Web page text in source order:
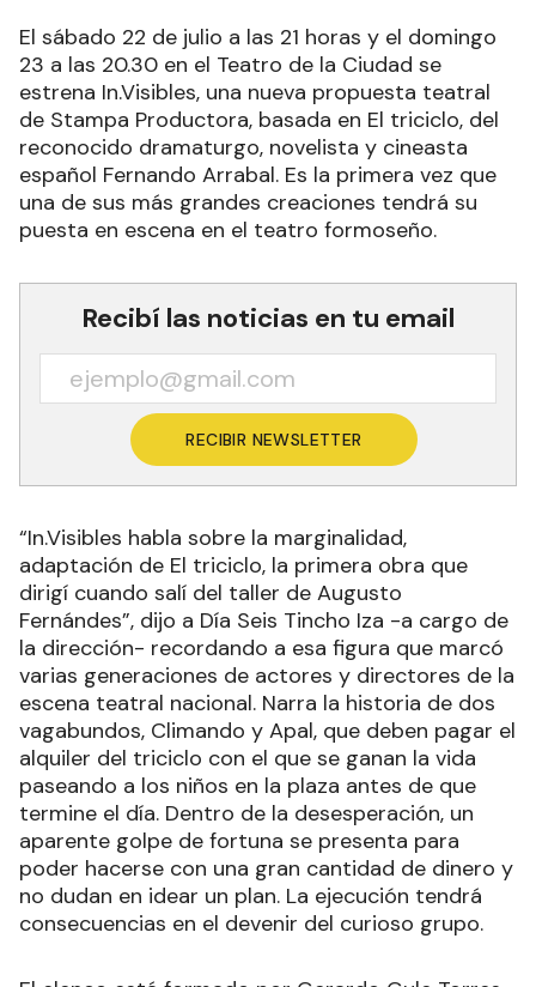
El sábado 22 de julio a las 21 horas y el domingo
23 a las 20.30 en el Teatro de la Ciudad se
estrena In.Visibles, una nueva propuesta teatral
de Stampa Productora, basada en El triciclo, del
reconocido dramaturgo, novelista y cineasta
español Fernando Arrabal. Es la primera vez que
una de sus más grandes creaciones tendrá su
puesta en escena en el teatro formoseño.
Recibí las noticias en tu email
RECIBIR NEWSLETTER
“In.Visibles habla sobre la marginalidad,
adaptación de El triciclo, la primera obra que
dirigí cuando salí del taller de Augusto
Fernándes”, dijo a Día Seis Tincho Iza -a cargo de
la dirección- recordando a esa figura que marcó
varias generaciones de actores y directores de la
escena teatral nacional. Narra la historia de dos
vagabundos, Climando y Apal, que deben pagar el
alquiler del triciclo con el que se ganan la vida
paseando a los niños en la plaza antes de que
termine el día. Dentro de la desesperación, un
aparente golpe de fortuna se presenta para
poder hacerse con una gran cantidad de dinero y
no dudan en idear un plan. La ejecución tendrá
consecuencias en el devenir del curioso grupo.